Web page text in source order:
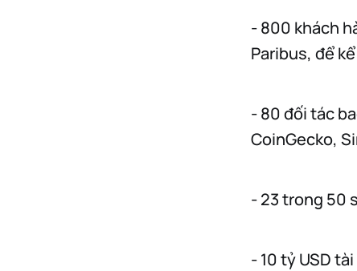
- 800 khách
Paribus, để
- 80 đối tác
CoinGecko,
- 23 trong 50
- 10 tỷ USD